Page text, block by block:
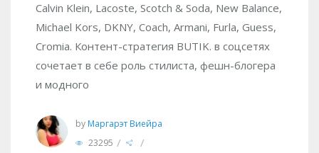
Calvin Klein, Lacoste, Scotch & Soda, New Balance,
Michael Kors, DKNY, Coach, Armani, Furla, Guess,
Cromia. Контент-стратегия BUTIK. в соцсетях
сочетает в себе роль стилиста, фешн-блогера
и модного
by Маргарэт Виейра
23295 / /